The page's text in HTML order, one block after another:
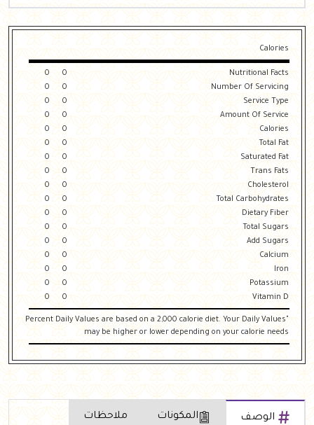
Calories
Nutritional Facts
0
0
Number Of Servicing
0
0
Service Type
0
0
Amount Of Service
0
0
Calories
0
0
Total Fat
0
0
Saturated Fat
0
0
Trans Fats
0
0
Cholesterol
0
0
Total Carbohydrates
0
0
Dietary Fiber
0
0
Total Sugars
0
0
Add Sugars
0
0
Calcium
0
0
Iron
0
0
Potassium
0
0
Vitamin D
0
0
"Percent Daily Values are based on a 2,000 calorie diet. Your Daily Values
may be higher or lower depending on your calorie needs
الوصف المكونات ملاحظات